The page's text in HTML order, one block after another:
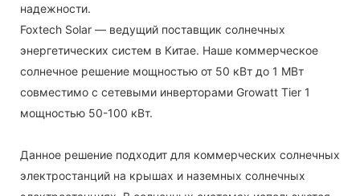
надежности.
Foxtech Solar — ведущий поставщик солнечных
энергетических систем в Китае. Наше коммерческое
солнечное решение мощностью от 50 кВт до 1 МВт
совместимо с сетевыми инверторами Growatt Tier 1
мощностью 50-100 кВт.
Данное решение подходит для коммерческих солнечных
электростанций на крышах и наземных солнечных